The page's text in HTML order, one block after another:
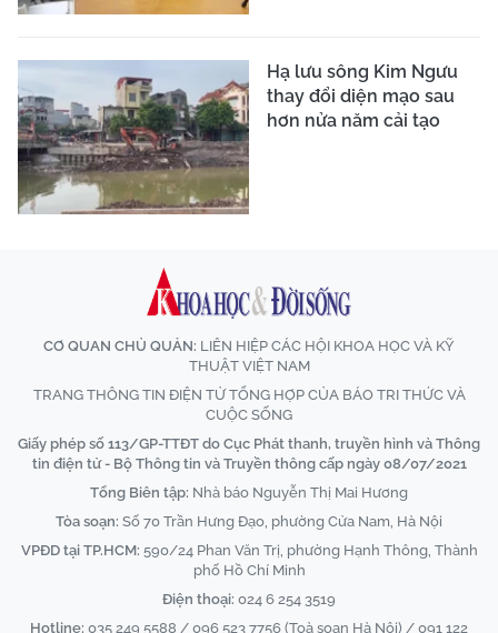
Hạ lưu sông Kim Ngưu
thay đổi diện mạo sau
hơn nửa năm cải tạo
CƠ QUAN CHỦ QUẢN: LIÊN HIỆP CÁC HỘI KHOA HỌC VÀ KỸ
THUẬT VIỆT NAM
TRANG THÔNG TIN ĐIỆN TỬ TỔNG HỢP CỦA BÁO TRI THỨC VÀ
CUỘC SỐNG
Giấy phép số 113/GP-TTĐT do Cục Phát thanh, truyền hình và Thông
tin điện tử - Bộ Thông tin và Truyền thông cấp ngày 08/07/2021
Tổng Biên tập: Nhà báo Nguyễn Thị Mai Hương
Tòa soạn: Số 70 Trần Hưng Đạo, phường Cửa Nam, Hà Nội
VPĐD tại TP.HCM: 590/24 Phan Văn Trị, phường Hạnh Thông, Thành
phố Hồ Chí Minh
Điện thoại: 024 6 254 3519
Hotline: 035 249 5588 / 096 523 7756 (Toà soạn Hà Nội) / 091 122